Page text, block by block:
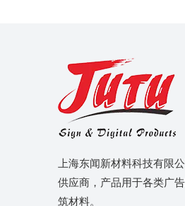
上海东闻新材料科技有限
供应商，产品用于各类广
筑材料。